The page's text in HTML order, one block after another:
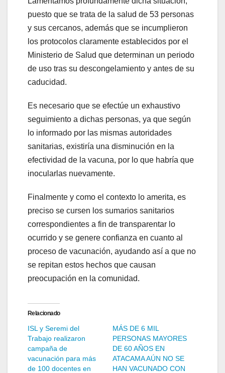
puesto que se trata de la salud de 53 personas
y sus cercanos, además que se incumplieron
los protocolos claramente establecidos por el
Ministerio de Salud que determinan un periodo
de uso tras su descongelamiento y antes de su
caducidad.
Es necesario que se efectúe un exhaustivo
seguimiento a dichas personas, ya que según
lo informado por las mismas autoridades
sanitarias, existiría una disminución en la
efectividad de la vacuna, por lo que habría que
inocularlas nuevamente.
Finalmente y como el contexto lo amerita, es
preciso se cursen los sumarios sanitarios
correspondientes a fin de transparentar lo
ocurrido y se genere confianza en cuanto al
proceso de vacunación, ayudando así a que no
se repitan estos hechos que causan
preocupación en la comunidad.
Relacionado
ISL y Seremi del
Trabajo realizaron
campaña de
vacunación para más
de 100 docentes en
MÁS DE 6 MIL
PERSONAS MAYORES
DE 60 AÑOS EN
ATACAMA AÚN NO SE
HAN VACUNADO CON